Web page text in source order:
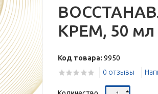
КРЕМ, 50 мл
Код товара: 9950
0 отзывы